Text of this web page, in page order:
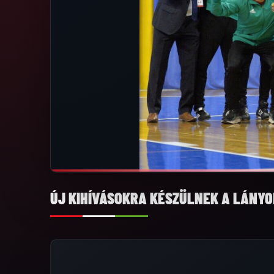
ÚJ KIHÍVÁSOKRA KÉSZÜLNEK A